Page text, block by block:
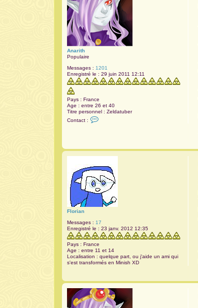
Anarith
Populaire
Messages : 1201
Enregistré le : 29 juin 2011 12:11
Pays : France
Age : entre 26 et 40
Titre personnel : Zeldatuber
Contact :
r
A
n
a
r
i
t
h
Florian
Messages : 17
Enregistré le : 23 janv. 2012 12:35
Pays : France
Age : entre 11 et 14
Localisation : quelque part, ou j'aide un ami qui
s'est transformés en Minish XD